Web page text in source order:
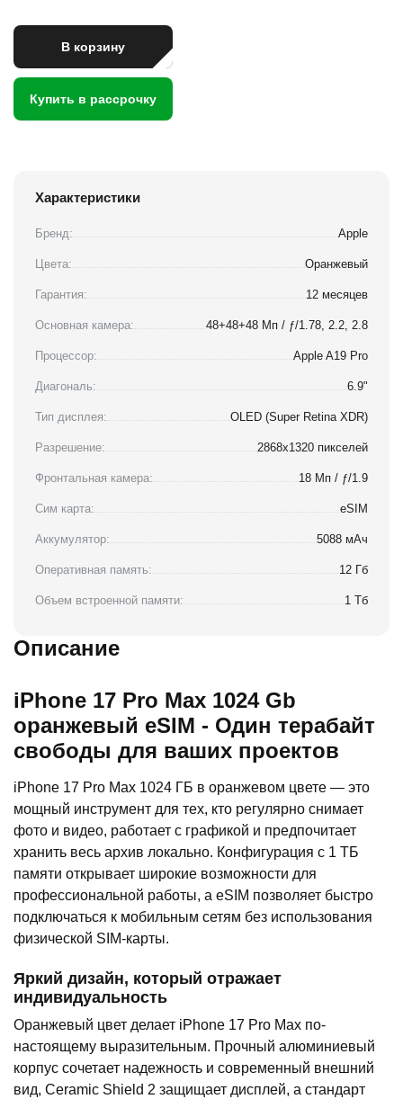
В корзину
Купить в рассрочку
Характеристики
Бренд: Apple
Цвета: Оранжевый
Гарантия: 12 месяцев
Основная камера: 48+48+48 Мп / ƒ/1.78, 2.2, 2.8
Процессор: Apple A19 Pro
Диагональ: 6.9"
Тип дисплея: OLED (Super Retina XDR)
Разрешение: 2868x1320 пикселей
Фронтальная камера: 18 Мп / ƒ/1.9
Сим карта: eSIM
Аккумулятор: 5088 мАч
Оперативная память: 12 Гб
Объем встроенной памяти: 1 Тб
Описание
iPhone 17 Pro Max 1024 Gb
оранжевый eSIM - Один терабайт
свободы для ваших проектов
iPhone 17 Pro Max 1024 ГБ в оранжевом цвете — это
мощный инструмент для тех, кто регулярно снимает
фото и видео, работает с графикой и предпочитает
хранить весь архив локально. Конфигурация с 1 ТБ
памяти открывает широкие возможности для
профессиональной работы, а eSIM позволяет быстро
подключаться к мобильным сетям без использования
физической SIM-карты.
Яркий дизайн, который отражает
индивидуальность
Оранжевый цвет делает iPhone 17 Pro Max по-
настоящему выразительным. Прочный алюминиевый
корпус сочетает надежность и современный внешний
вид, Ceramic Shield 2 защищает дисплей, а стандарт